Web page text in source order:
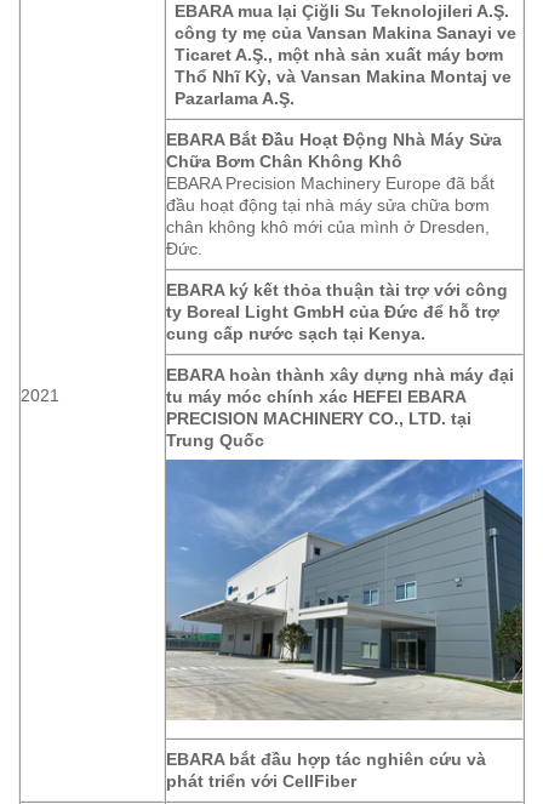
2021
EBARA mua lại Çiğli Su Teknolojileri A.Ş.
công ty mẹ của Vansan Makina Sanayi ve
Ticaret A.Ş., một nhà sản xuất máy bơm
Thổ Nhĩ Kỳ, và Vansan Makina Montaj ve
Pazarlama A.Ş.
EBARA Bắt Đầu Hoạt Động Nhà Máy Sửa
Chữa Bơm Chân Không Khô
EBARA Precision Machinery Europe đã bắt
đầu hoạt động tại nhà máy sửa chữa bơm
chân không khô mới của mình ở Dresden,
Đức.
EBARA ký kết thỏa thuận tài trợ với công
ty Boreal Light GmbH của Đức để hỗ trợ
cung cấp nước sạch tại Kenya.
EBARA hoàn thành xây dựng nhà máy đại
tu máy móc chính xác HEFEI EBARA
PRECISION MACHINERY CO., LTD. tại
Trung Quốc
EBARA bắt đầu hợp tác nghiên cứu và
phát triển với CellFiber